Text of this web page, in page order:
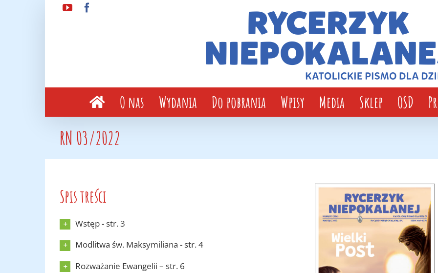
YouTube
O nas Wydania Do pobrania Wpisy Media Sklep OSD
RN 03/2022
Spis treści
Wstęp - str. 3
Modlitwa św. Maksymiliana - str. 4
Rozważanie Ewangelii – str. 6